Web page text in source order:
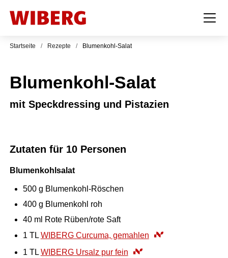
Startseite / Rezepte / Blumenkohl-Salat
Blumenkohl-Salat
mit Speckdressing und Pistazien
Zutaten für 10 Personen
Blumenkohlsalat
500 g Blumenkohl-Röschen
400 g Blumenkohl roh
40 ml Rote Rüben/rote Saft
1 TL WIBERG Curcuma, gemahlen
1 TL WIBERG Ursalz pur fein